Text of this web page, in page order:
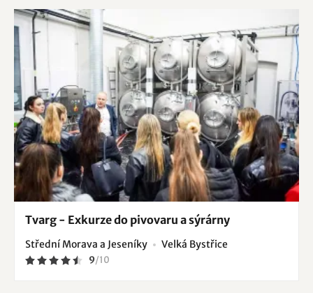
Tvarg - Exkurze do pivovaru a sýrárny
Střední Morava a Jeseníky Velká Bystřice
9/10